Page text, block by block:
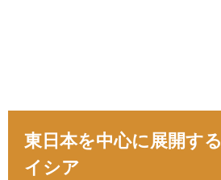
東日本を中心に展開す
イシア